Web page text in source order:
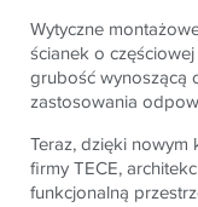
Wytyczne
ścianek o
grubość wynoszącą
zastosowania
Teraz, dzięki
firmy TECE,
funkcjonalną